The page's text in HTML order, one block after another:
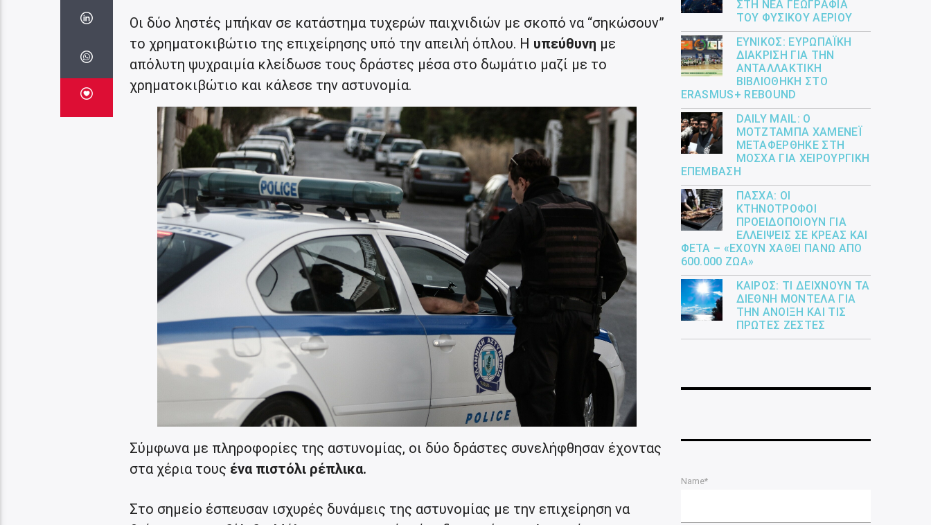
Οι δύο ληστές μπήκαν σε κατάστημα τυχερών παιχνιδιών με σκοπό να “σηκώσουν”
το χρηματοκιβώτιο της επιχείρησης υπό την απειλή όπλου. Η υπεύθυνη με
απόλυτη ψυχραιμία κλείδωσε τους δράστες μέσα στο δωμάτιο μαζί με το
χρηματοκιβώτιο και κάλεσε την αστυνομία.
Σύμφωνα με πληροφορίες της αστυνομίας, οι δύο δράστες συνελήφθησαν έχοντας
στα χέρια τους ένα πιστόλι ρέπλικα.
Στο σημείο έσπευσαν ισχυρές δυνάμεις της αστυνομίας με την επιχείρηση να
ΣΤΗ ΝΈΑ ΓΕΩΓΡΑΦΊΑ
ΤΟΥ ΦΥΣΙΚΟΎ ΑΕΡΊΟΥ
ΕΎΝΙΚΟΣ: ΕΥΡΩΠΑΪΚΉ
ΔΙΆΚΡΙΣΗ ΓΙΑ ΤΗΝ
ΑΝΤΑΛΛΑΚΤΙΚΉ
ΒΙΒΛΙΟΘΉΚΗ ΣΤΟ
ERASMUS+ REBOUND
DAILY MAIL: Ο
ΜΟΤΖΤΆΜΠΑ ΧΑΜΕΝΕΪ́
ΜΕΤΑΦΈΡΘΗΚΕ ΣΤΗ
ΜΌΣΧΑ ΓΙΑ ΧΕΙΡΟΥΡΓΙΚΉ
ΕΠΈΜΒΑΣΗ
ΠΆΣΧΑ: ΟΙ
ΚΤΗΝΟΤΡΌΦΟΙ
ΠΡΟΕΙΔΟΠΟΙΟΎΝ ΓΙΑ
ΕΛΛΕΊΨΕΙΣ ΣΕ ΚΡΈΑΣ ΚΑΙ
ΦΈΤΑ – «ΈΧΟΥΝ ΧΑΘΕΊ ΠΆΝΩ ΑΠΌ
600.000 ΖΏΑ»
ΚΑΙΡΌΣ: ΤΙ ΔΕΊΧΝΟΥΝ ΤΑ
ΔΙΕΘΝΉ ΜΟΝΤΈΛΑ ΓΙΑ
ΤΗΝ ΆΝΟΙΞΗ ΚΑΙ ΤΙΣ
ΠΡΏΤΕΣ ΖΈΣΤΕΣ
Name*